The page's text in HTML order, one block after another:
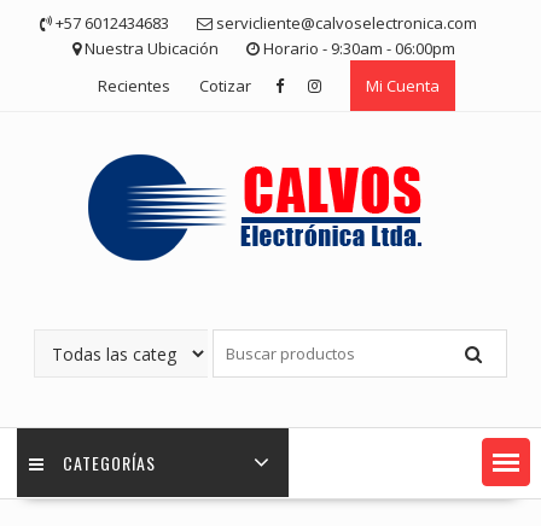
contenido
+57 6012434683
servicliente@calvoselectronica.com
Nuestra Ubicación
Horario - 9:30am - 06:00pm
Recientes
Cotizar Mi Cuenta
CATEGORÍAS